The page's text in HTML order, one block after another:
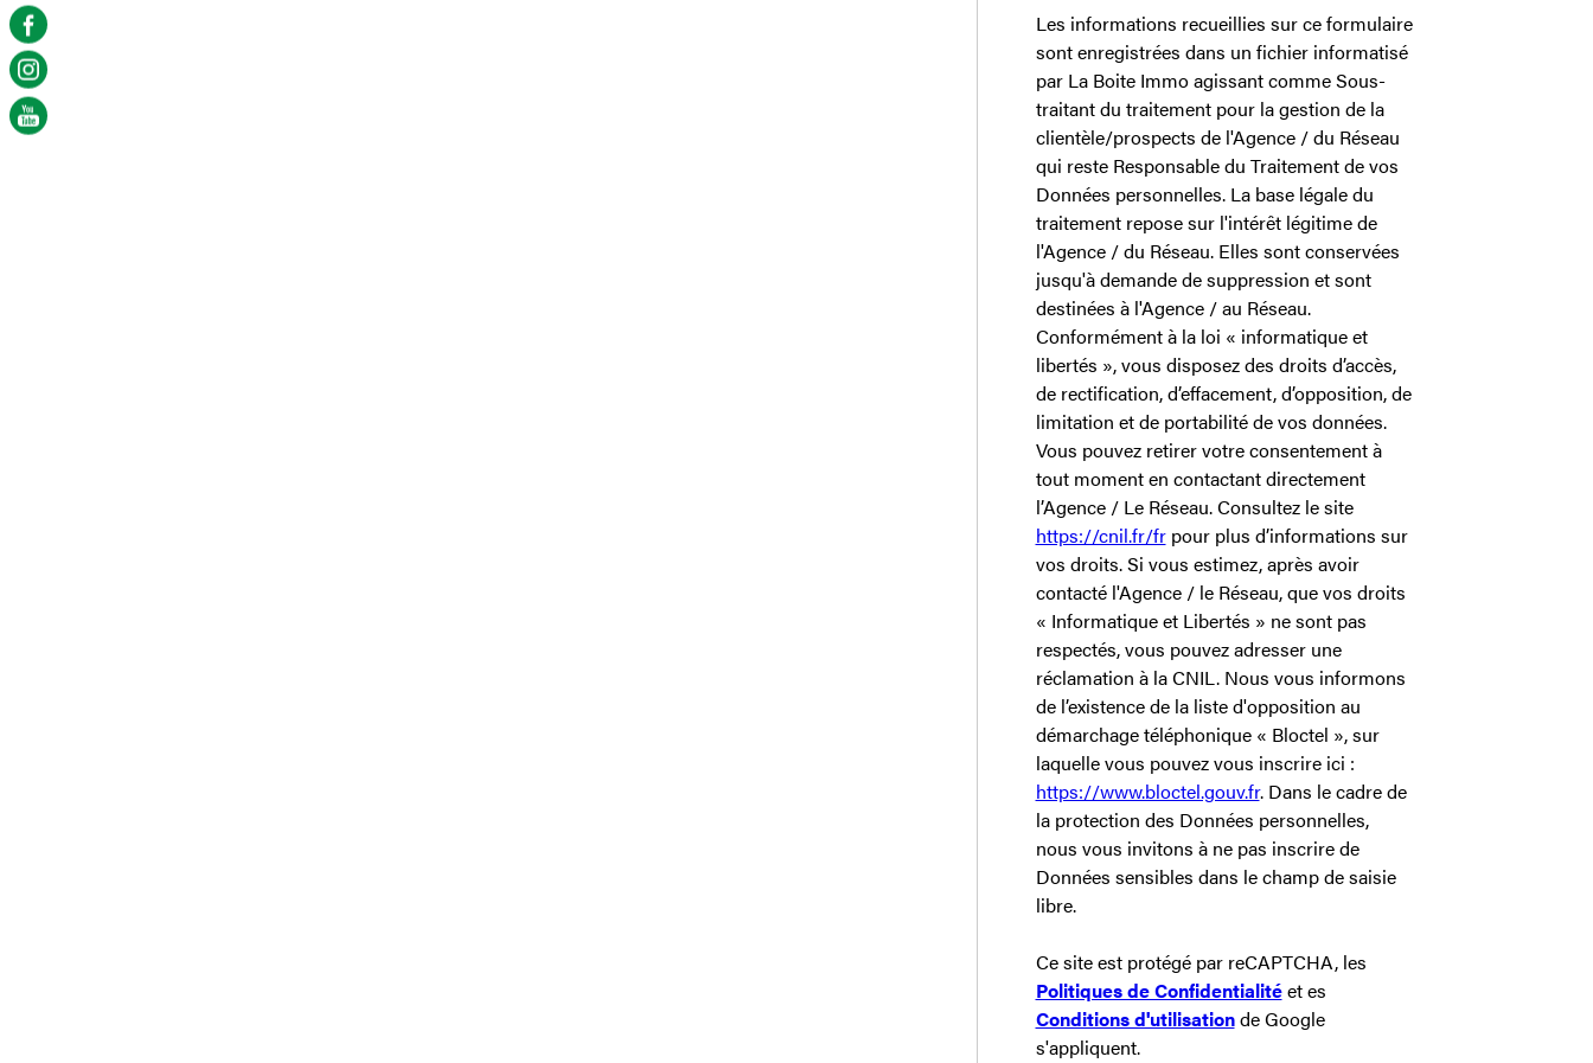
Les informations recueillies sur ce formulaire
sont enregistrées dans un fichier informatisé
par La Boite Immo agissant comme Sous-
traitant du traitement pour la gestion de la
clientèle/prospects de l'Agence / du Réseau
qui reste Responsable du Traitement de vos
Données personnelles. La base légale du
traitement repose sur l'intérêt légitime de
l'Agence / du Réseau. Elles sont conservées
jusqu'à demande de suppression et sont
destinées à l'Agence / au Réseau.
Conformément à la loi « informatique et
libertés », vous disposez des droits d’accès,
de rectification, d’effacement, d’opposition, de
limitation et de portabilité de vos données.
Vous pouvez retirer votre consentement à
tout moment en contactant directement
l’Agence / Le Réseau. Consultez le site
https://cnil.fr/frpour plus d’informations sur
vos droits. Si vous estimez, après avoir
contacté l'Agence / le Réseau, que vos droits
« Informatique et Libertés » ne sont pas
respectés, vous pouvez adresser une
réclamation à la CNIL. Nous vous informons
de l’existence de la liste d'opposition au
démarchage téléphonique « Bloctel », sur
laquelle vous pouvez vous inscrire ici :
https://www.bloctel.gouv.fr. Dans le cadre de
la protection des Données personnelles,
nous vous invitons à ne pas inscrire de
Données sensibles dans le champ de saisie
libre.
Ce site est protégé par reCAPTCHA, les
Politiques de Confidentialitéet es
Conditions d'utilisationde Google
s'appliquent.